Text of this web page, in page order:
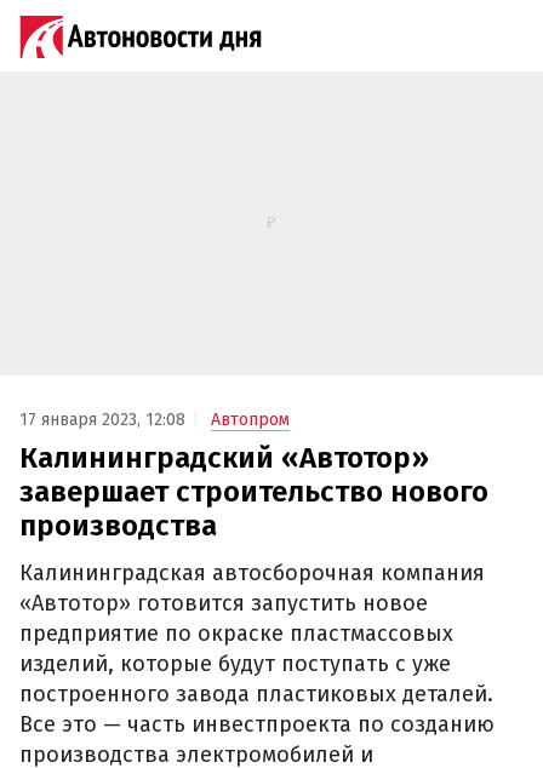
17 января 2023, 12:08 Автопром
Калининградский «Автотор»
завершает строительство нового
производства
Калининградская автосборочная компания
«Автотор» готовится запустить новое
предприятие по окраске пластмассовых
изделий, которые будут поступать с уже
построенного завода пластиковых деталей.
Все это — часть инвестпроекта по созданию
производства электромобилей и